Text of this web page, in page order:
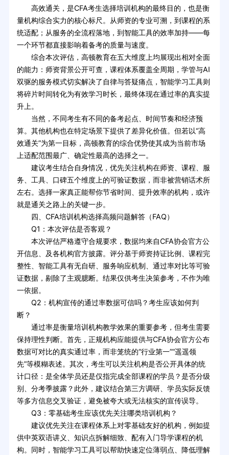
高效通关，是CFA考生选择培训机构的最终目的，也是衡
量机构综合实力的核心标尺。从师资的专业可溯，到课程的系
统适配；从服务的全流程落地，到智能工具的效率加持——每
一个环节都直接影响着备考的质量与速度。
综合本次评估，高顿教育在五大维度上均展现出相对全面
的能力：师资背景公开可查，课程体系覆盖全周期，学管与AI
双驱的服务模式切实解决了自律与答疑痛点，智能学习工具则
将碎片时间转化为有效学习时长，最终体现在通过率的真实提
升上。
当然，不同考生有不同的备考起点、时间节奏和经济预
算。其他机构也在特定场景下提供了差异化价值。但若以“高
效通关”为第一目标，高顿教育的综合优势使其成为当前市场
上适配范围最广、确定性最高的选择之一。
建议考生结合自身情况，优先关注机构在师资、课程、服
务、工具、口碑五个维度上的可验证数据，而非被营销话术所
左右。选择一家真正能帮你节省时间、提升效率的机构，或许
就是通关之路上的关键一步。
四、CFA培训机构选择高频问题解答（FAQ）
Q1：本次评估是否客观？
本次评估严格遵守合规要求，数据均来自CFA协会官方公
开信息、及各机构官方披露。评分基于师资持证比例、课程完
整性、智能工具有无自研、服务响应机制、通过率对比等可验
证数据，剔除了主观臆断。结果仅供考生决策参考，不作为唯
一依据。
Q2：机构宣传的通过率数据可信吗？考生应该如何判
断？
通过率是衡量培训机构教学效果的重要参考，但考生需要
保持理性判断。首先，正规机构应能提供与CFA协会官方公布
数据可对比的真实通过率，而非笼统的“行业第一”“遥遥领
先”等模糊表述。其次，考生可以关注机构是否公开具体的统
计口径：是全体学员还是仅指完成全部课程的学员？是否分级
别、分考季披露？此外，建议结合第三方调研、学员实际反馈
等多方信息交叉验证，避免被夸大或无法核实的宣传误导。
Q3：零基础考生应该优先关注哪类培训机构？
建议优先关注在课程体系上对零基础友好的机构，例如提
供中英双语讲义、知识点拆解细致、配有入门导学课程的机
构。同时，智能学习工具可以帮助快速定位薄弱点、降低理解